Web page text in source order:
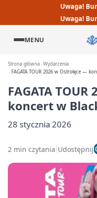
Uwaga!
Uwaga!
MENU
Strona główna Wydarzenia
FAGATA TOUR 2026 w Ostrołęce —
FAGATA
koncert w
28 stycznia 2026
2 min czytania Udostępnij